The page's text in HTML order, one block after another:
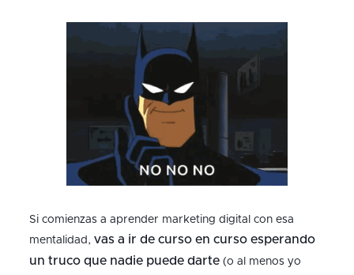
Si comienzas a aprender marketing digital con esa
mentalidad, vas a ir de curso en curso esperando
un truco que nadie puede darte(o al menos yo